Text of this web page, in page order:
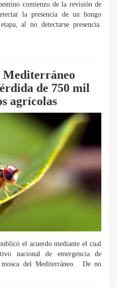
comienzo de la revisión de
la presencia de un hongo
al no detectarse presencia.
Mediterráneo
de 750 mil
agrícolas
el acuerdo mediante el cual
nacional de emergencia de
mosca del Mediterráneo. De no